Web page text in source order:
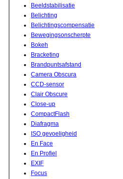
Beeldstabilisatie
Belichting
Belichtingscompensatie
Bewegingsonscherpte
Bokeh
Bracketing
Brandpuntsafstand
Camera Obscura
CCD-sensor
Clair Obscure
Close-up
CompactFlash
Diafragma
ISO gevoeligheid
En Face
En Profiel
EXIF
Focus